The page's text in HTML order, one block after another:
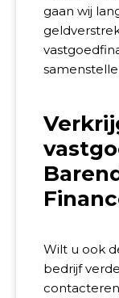
gaan wij
Wilt u ook
bedrijf